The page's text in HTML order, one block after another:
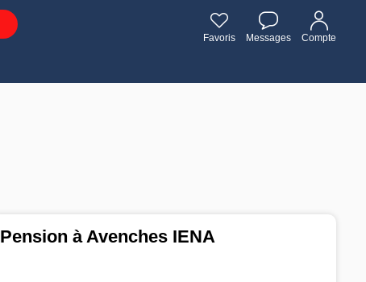
Favoris Messages Compte
Pension à Avenches IENA